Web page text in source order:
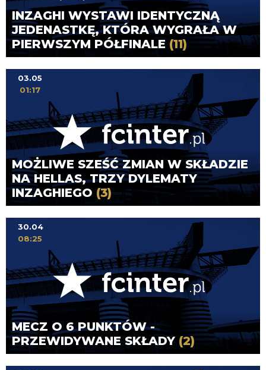
INZAGHI WYSTAWI IDENTYCZNĄ
JEDENASTKĘ, KTÓRA WYGRAŁA W
PIERWSZYM PÓŁFINALE (11)
MOŻLIWE SZEŚĆ ZMIAN W SKŁADZIE
NA HELLAS, TRZY DYLEMATY
INZAGHIEGO (3)
03.05
01:17
MECZ O 6 PUNKTÓW -
PRZEWIDYWANE SKŁADY (2)
30.04
08:25